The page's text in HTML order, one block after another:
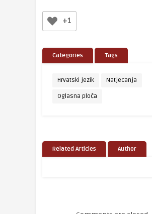
+1
Categories Tags
Hrvatski jezik Natjecanja
Oglasna ploča
Related Articles Author